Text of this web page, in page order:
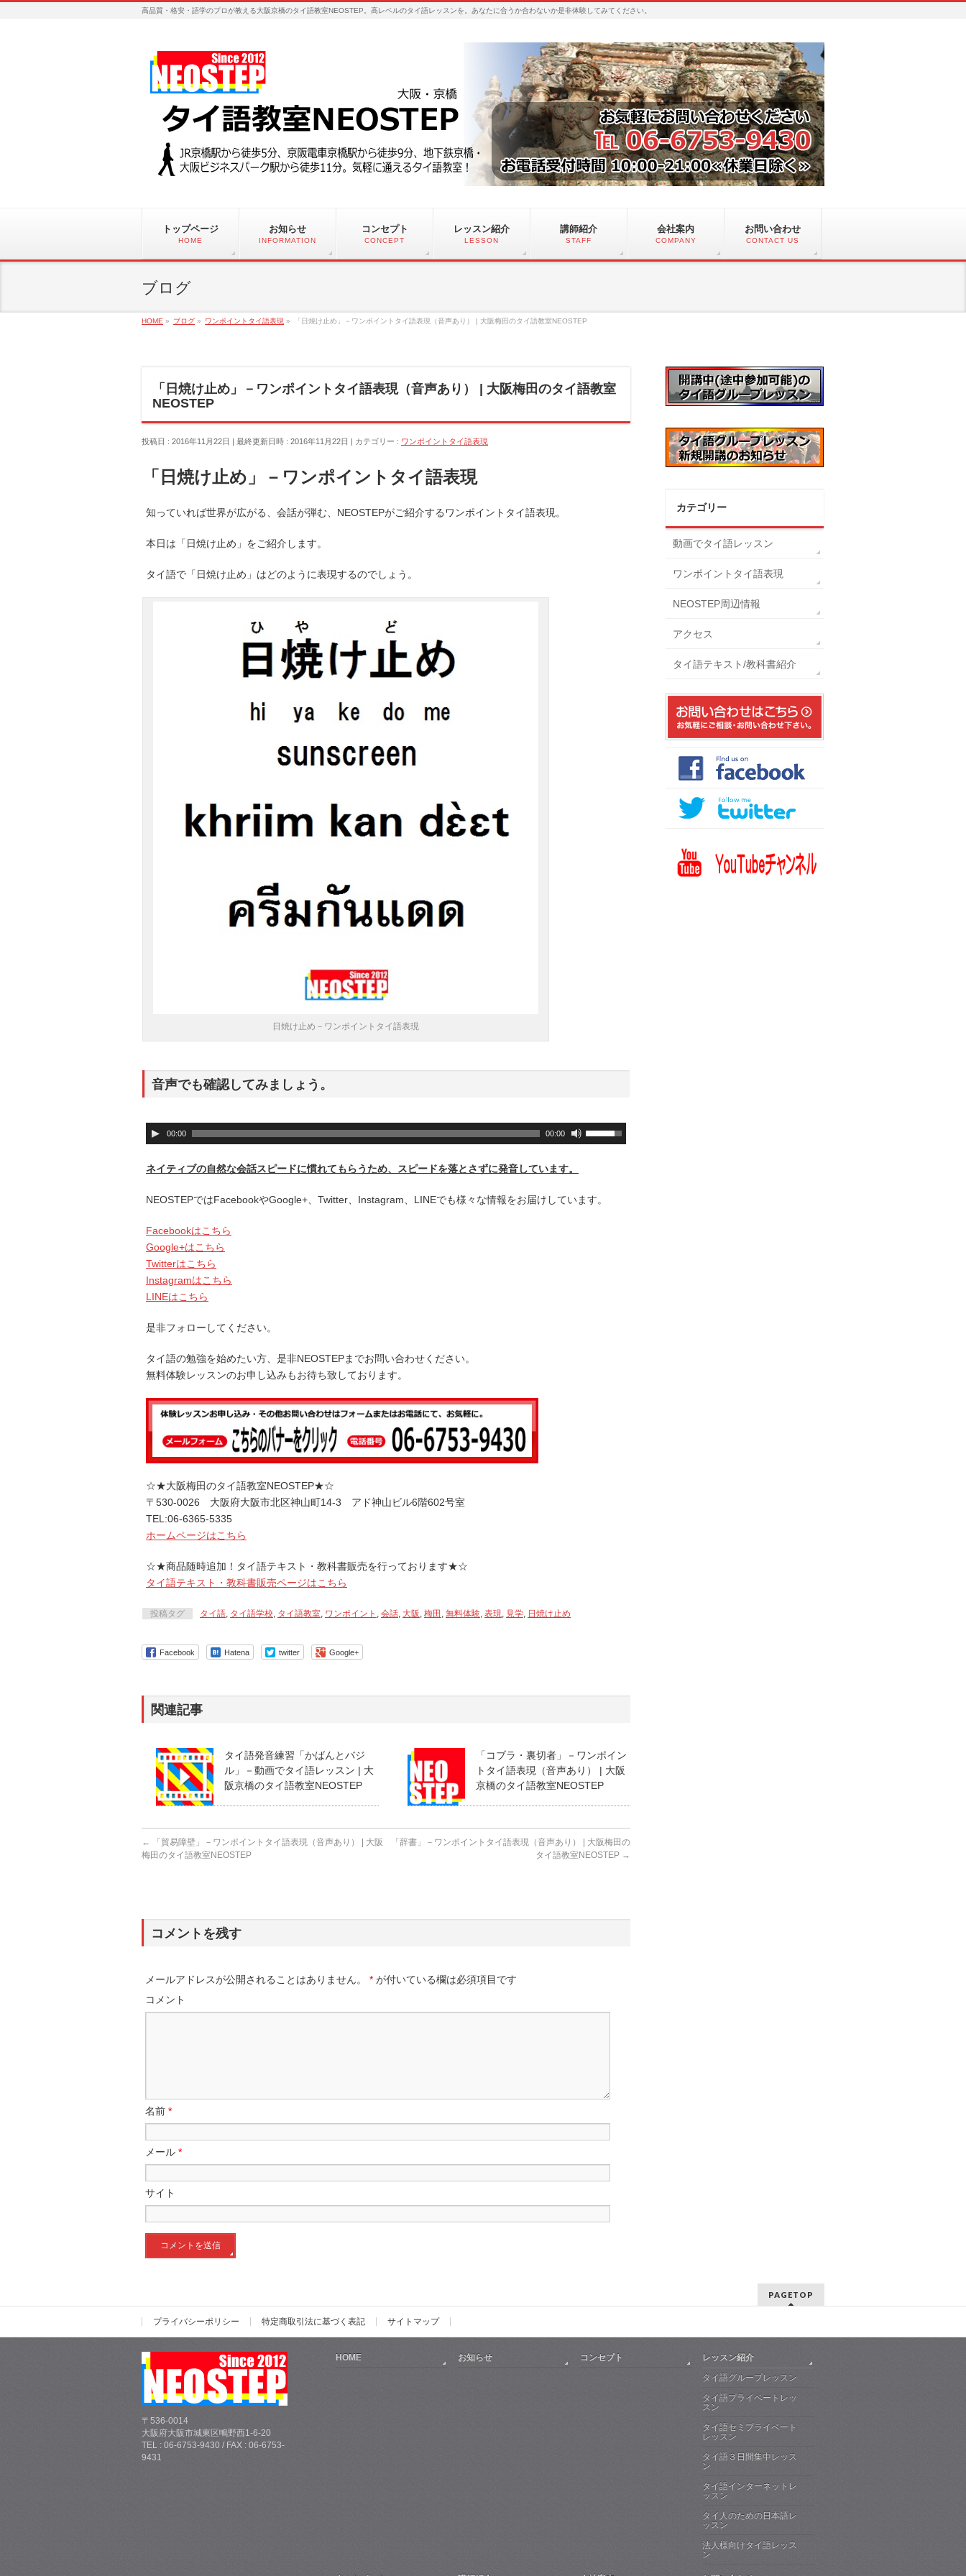
高品質・格安・語学のプロが教える大阪京橋のタイ語教室NEOSTEP。高レベルのタイ語レッスンを。あなたに合うか合わないか是非体験してみてください。
トップページ
HOME
お知らせ
INFORMATION
コンセプト
CONCEPT
レッスン紹介
LESSON
講師紹介
STAFF
会社案内
COMPANY
お問い合わせ
CONTACT US
ブログ
HOME » ブログ » ワンポイントタイ語表現 » 「日焼け止め」－ワンポイントタイ語表現（音声あり） | 大阪梅田のタイ語教室NEOSTEP
「日焼け止め」－ワンポイントタイ語表現（音声あり） | 大阪梅田のタイ語教室
NEOSTEP
投稿日 : 2016年11月22日 最終更新日時 : 2016年11月22日 カテゴリー : ワンポイントタイ語表現
「日焼け止め」－ワンポイントタイ語表現
知っていれば世界が広がる、会話が弾む、NEOSTEPがご紹介するワンポイントタイ語表現。
本日は「日焼け止め」をご紹介します。
タイ語で「日焼け止め」はどのように表現するのでしょう。
日焼け止め－ワンポイントタイ語表現
音声でも確認してみましょう。
音
声
プ
ー
ー
00:00 00:00
ボ
リ
ム
ネイティブの自然な会話スピードに慣れてもらうため、スピードを落とさずに発音しています。
NEOSTEPではFacebookやGoogle+、Twitter、Instagram、LINEでも様々な情報をお届けしています。
Facebookはこちら
Google+はこちら
Twitterはこちら
Instagramはこちら
LINEはこちら
是非フォローしてください。
タイ語の勉強を始めたい方、是非NEOSTEPまでお問い合わせください。
無料体験レッスンのお申し込みもお待ち致しております。
☆★大阪梅田のタイ語教室NEOSTEP★☆
〒530-0026 大阪府大阪市北区神山町14-3 アド神山ビル6階602号室
TEL:06-6365-5335
ホームページはこちら
☆★商品随時追加！タイ語テキスト・教科書販売を行っております★☆
タイ語テキスト・教科書販売ページはこちら
投稿タグ タイ語, タイ語学校, タイ語教室, ワンポイント , 会話, 大阪 , 梅田 , 無料体験, 表現, 見学, 日焼け止め
Facebook Hatena twitter Google+
関連記事
タイ語発音練習「かばんとバジ
ル」－動画でタイ語レッスン | 大
阪京橋のタイ語教室NEOSTEP
「コブラ・裏切者」－ワンポイン
トタイ語表現（音声あり） | 大阪
京橋のタイ語教室NEOSTEP
←
「貿易障壁」－ワンポイントタイ語表現（音声あり） | 大阪
梅田のタイ語教室NEOSTEP
「辞書」－ワンポイントタイ語表現（音声あり） | 大阪梅田の
タイ語教室NEOSTEP →
コメントを残す
メールアドレスが公開されることはありません。 * が付いている欄は必須項目です
コメント
名前 *
メール *
サイト
カテゴリー
動画でタイ語レッスン
ワンポイントタイ語表現
NEOSTEP周辺情報
アクセス
タイ語テキスト/教科書紹介
PAGETOP
プライバシーポリシー 特定商取引法に基づく表記 サイトマップ
〒536-0014
大阪府大阪市城東区鴫野西1-6-20
TEL : 06-6753-9430 / FAX : 06-6753-
9431
HOME お知らせ コンセプト
レッスン紹介
タイ語グループレッスン
タイ語プライベートレッ
スン
タイ語セミプライベート
レッスン
タイ語３日間集中レッス
ン
タイ語インターネットレ
ッスン
タイ人のための日本語レ
ッスン
法人様向けタイ語レッス
ン